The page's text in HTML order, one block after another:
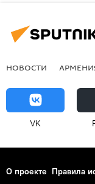
НОВОСТИ
VK
О проекте Правила